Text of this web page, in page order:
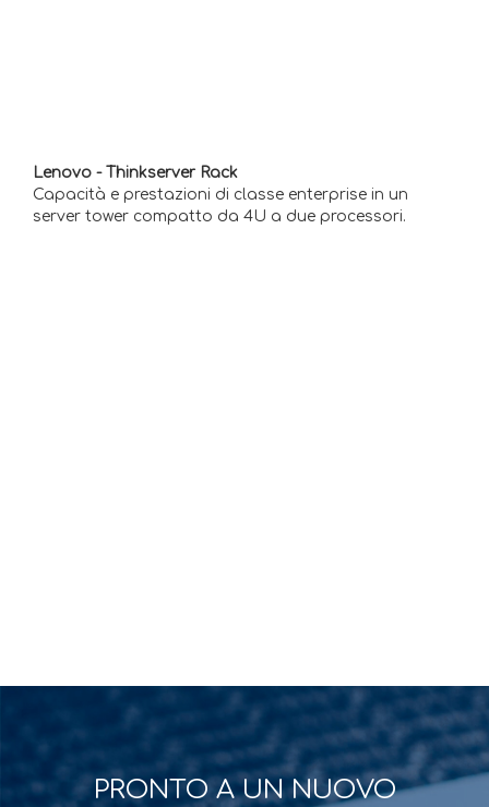
Lenovo - Thinkserver Rack
Capacità e prestazioni di classe enterprise in un
server tower compatto da 4U a due processori.
PRONTO A UN NUOVO